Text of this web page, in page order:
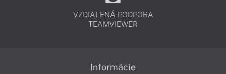
VZDIALENÁ PODPORA
TEAMVIEWER
Informácie